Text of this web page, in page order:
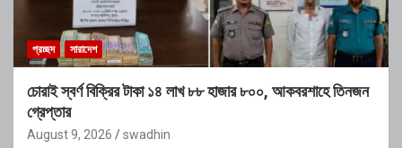
প্রচ্ছদ সারাদেশ
চোরাই স্বর্ণ বিক্রির টাকা ১৪ লাখ ৮৮ হাজার ৮০০, আকবরশাহে তিনজন
গ্রেপ্তার
August 9, 2026 swadhin